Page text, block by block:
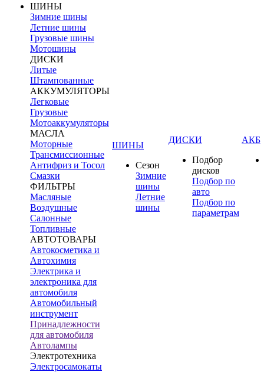
ШИНЫ
Зимние шины
Летние шины
Грузовые шины
Мотошины
ДИСКИ
Литые
Штампованные
АККУМУЛЯТОРЫ
Легковые
Грузовые
Мотоаккумуляторы
МАСЛА
Моторные
Трансмиссионные
Антифриз и Тосол
Смазки
ФИЛЬТРЫ
Масляные
Воздушные
Салонные
Топливные
АВТОТОВАРЫ
Автокосметика и
Автохимия
Электрика и
электроника для
автомобиля
Автомобильный
инструмент
Принадлежности
для автомобиля
Автолампы
Электротехника
Электросамокаты
ШИНЫ
Сезон
Зимние
шины
Летние
шины
ДИСКИ
Подбор
дисков
Подбор по
авто
Подбор по
параметрам
АКБ